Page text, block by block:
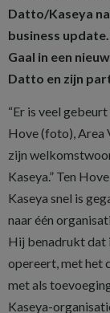
Datto/Kaseya
business
Gaal in een
Datto en zijn
“Er is veel
Hove (foto), Area
zijn
Kaseya.” Ten
Kaseya snel is
naar één
Hij benadrukt dat
opereert, met het
met als
Kaseya-